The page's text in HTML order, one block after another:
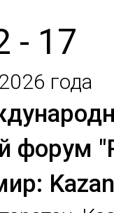
- 17
года
форум